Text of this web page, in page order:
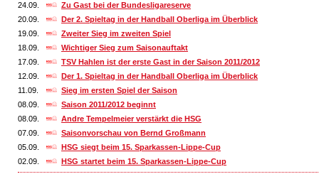
24.09.
Zu Gast bei der Bundesligareserve
20.09.
Der 2. Spieltag in der Handball Oberliga im Überblick
19.09.
Zweiter Sieg im zweiten Spiel
18.09.
Wichtiger Sieg zum Saisonauftakt
17.09.
TSV Hahlen ist der erste Gast in der Saison 2011/2012
12.09.
Der 1. Spieltag in der Handball Oberliga im Überblick
11.09.
Sieg im ersten Spiel der Saison
08.09.
Saison 2011/2012 beginnt
08.09.
Andre Tempelmeier verstärkt die HSG
07.09.
Saisonvorschau von Bernd Großmann
05.09.
HSG siegt beim 15. Sparkassen-Lippe-Cup
02.09.
HSG startet beim 15. Sparkassen-Lippe-Cup